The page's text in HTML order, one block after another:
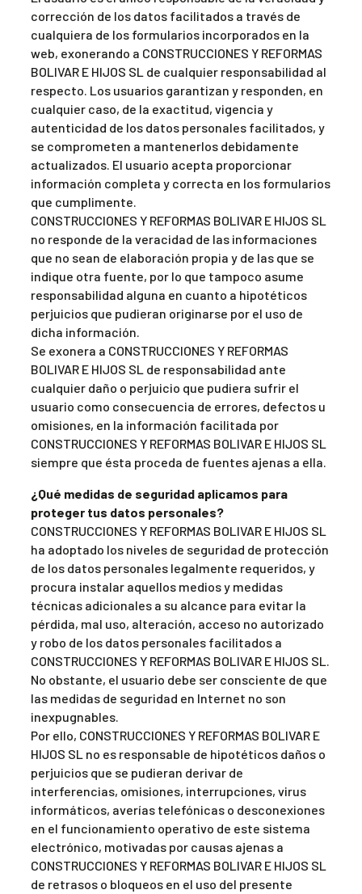
corrección de los datos facilitados a través de
cualquiera de los formularios incorporados en la
web, exonerando a CONSTRUCCIONES Y REFORMAS
BOLIVAR E HIJOS SL de cualquier responsabilidad al
respecto. Los usuarios garantizan y responden, en
cualquier caso, de la exactitud, vigencia y
autenticidad de los datos personales facilitados, y
se comprometen a mantenerlos debidamente
actualizados. El usuario acepta proporcionar
información completa y correcta en los formularios
que cumplimente.
CONSTRUCCIONES Y REFORMAS BOLIVAR E HIJOS SL
no responde de la veracidad de las informaciones
que no sean de elaboración propia y de las que se
indique otra fuente, por lo que tampoco asume
responsabilidad alguna en cuanto a hipotéticos
perjuicios que pudieran originarse por el uso de
dicha información.
Se exonera a CONSTRUCCIONES Y REFORMAS
BOLIVAR E HIJOS SL de responsabilidad ante
cualquier daño o perjuicio que pudiera sufrir el
usuario como consecuencia de errores, defectos u
omisiones, en la información facilitada por
CONSTRUCCIONES Y REFORMAS BOLIVAR E HIJOS SL
siempre que ésta proceda de fuentes ajenas a ella.
¿Qué medidas de seguridad aplicamos para
proteger tus datos personales?
CONSTRUCCIONES Y REFORMAS BOLIVAR E HIJOS SL
ha adoptado los niveles de seguridad de protección
de los datos personales legalmente requeridos, y
procura instalar aquellos medios y medidas
técnicas adicionales a su alcance para evitar la
pérdida, mal uso, alteración, acceso no autorizado
y robo de los datos personales facilitados a
CONSTRUCCIONES Y REFORMAS BOLIVAR E HIJOS SL.
No obstante, el usuario debe ser consciente de que
las medidas de seguridad en Internet no son
inexpugnables.
Por ello, CONSTRUCCIONES Y REFORMAS BOLIVAR E
HIJOS SL no es responsable de hipotéticos daños o
perjuicios que se pudieran derivar de
interferencias, omisiones, interrupciones, virus
informáticos, averías telefónicas o desconexiones
en el funcionamiento operativo de este sistema
electrónico, motivadas por causas ajenas a
CONSTRUCCIONES Y REFORMAS BOLIVAR E HIJOS SL
de retrasos o bloqueos en el uso del presente